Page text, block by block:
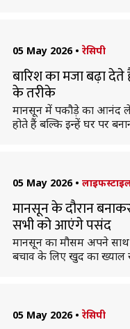
05 May 2026 • रेसिपी
बारिश का मजा बढ़ा
के तरीके
मानसून में पकौड़े का आनंद
होते हैं बल्कि इन्हें घर पर
05 May 2026 •
मानसून के दौरान
सभी को आएंगे पसंद
मानसून का मौसम अपने साथ
बचाव के लिए खुद का ख्याल
05 May 2026 • रेसिपी